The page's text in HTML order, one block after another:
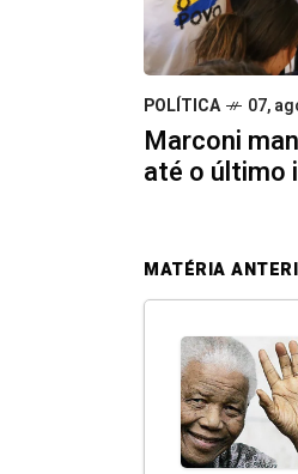
POLÍTICA 07,
Marconi
até o último
MATÉRIA